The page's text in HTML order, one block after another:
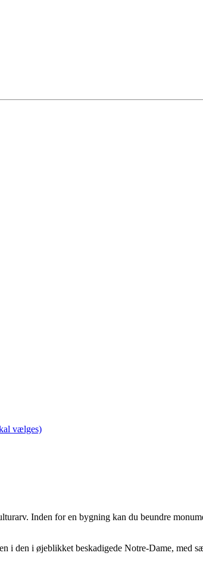
vælges)
Inden for en bygning kan du beundre
i den i øjeblikket beskadigede Notre-Dame, med